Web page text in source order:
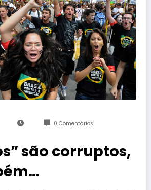
0 Comentários
são corruptos,